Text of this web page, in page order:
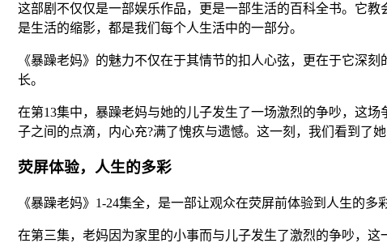
这部剧不仅仅是一部娱乐作品，更是一部生活的百科全书。它
是生活的缩影，都是我们每个人生活中的一部分。
《暴躁老妈》的魅力不仅在于其情节的扣人心弦，更在于它深
长。
在第13集中，暴躁老妈与她的儿子发生了一场激烈的争吵，这
子之间的点滴，内心充?满了愧疚与遗憾。这一刻，我们看到了
荧屏体验，人生的多彩
《暴躁老妈》1-24集全，是一部让观众在荧屏前体验到人生的
在第三集，老妈因为家里的小事而与儿子发生了激烈的争吵，